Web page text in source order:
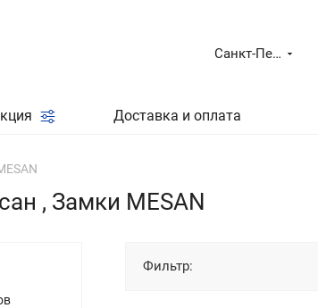
Санкт-Петербург
Доставка и оплата
, Замки MESAN
Фильтр: